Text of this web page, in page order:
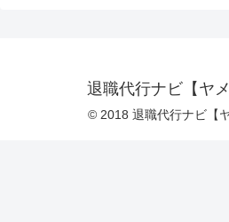
退職代行ナビ【ヤ
© 2018 退職代行ナビ【